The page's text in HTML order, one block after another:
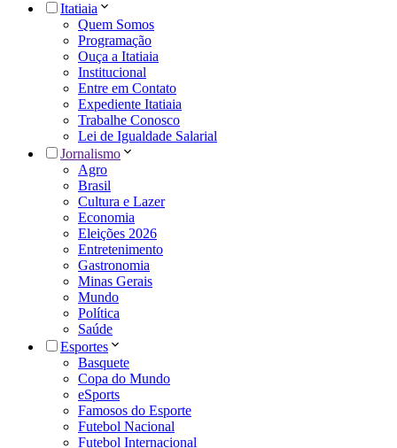
Itatiaia
Quem Somos
Programação
Ouça a Itatiaia
Institucional
Entre em Contato
Expediente Itatiaia
Trabalhe Conosco
Lei de Igualdade Salarial
Jornalismo
Agro
Brasil
Cultura e Lazer
Economia
Eleições 2026
Entretenimento
Gastronomia
Minas Gerais
Mundo
Política
Saúde
Esportes
Basquete
Copa do Mundo
eSports
Famosos do Esporte
Futebol Nacional
Futebol Internacional